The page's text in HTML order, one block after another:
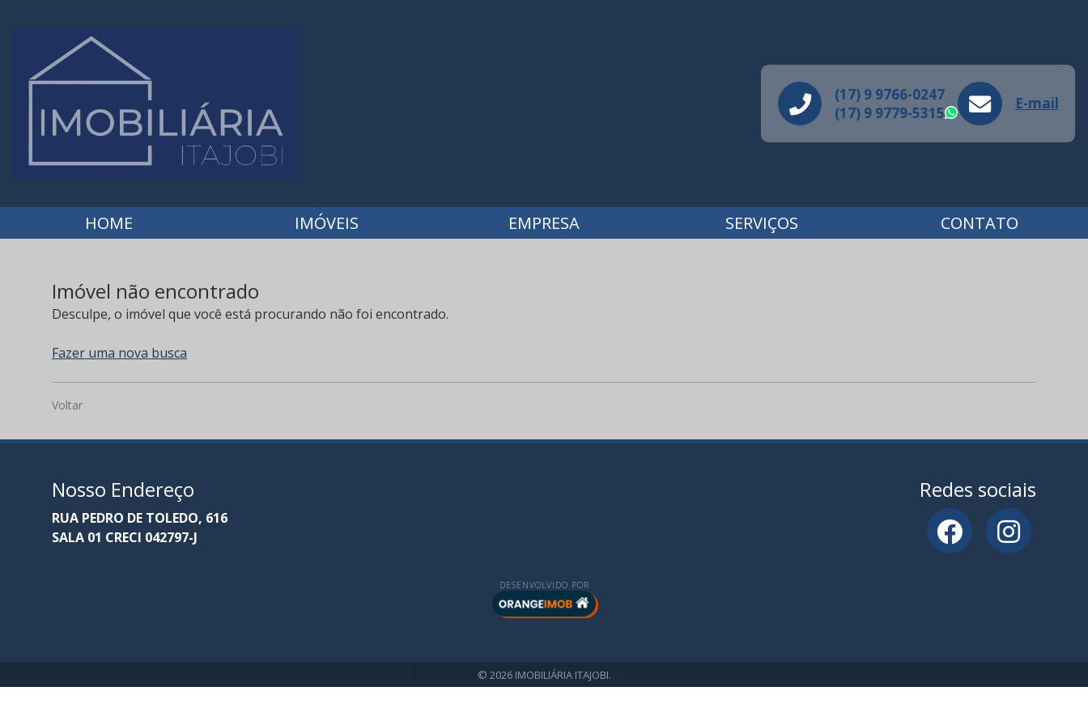
(17) 9 9766-0247
(17) 9 9779-5315
WhatsApp
E-mail
HOME IMÓVEIS EMPRESA SERVIÇOS CONTATO
Imóvel não encontrado
Desculpe, o imóvel que você está procurando não foi encontrado.
Fazer uma nova busca
Voltar
Nosso Endereço
RUA PEDRO DE TOLEDO, 616
SALA 01 CRECI 042797-J
Redes sociais
DESENVOLVIDO POR
© 2026 IMOBILIÁRIA ITAJOBI.